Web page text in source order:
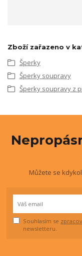
Zboží zařazeno v
Šperky
Šperky soupravy
Šperky soupravy z
Můžete se
Souhlasím se
newsletteru.